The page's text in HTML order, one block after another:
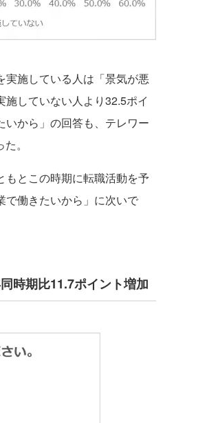
施している人は「景気が悪
していない人より32.5ポイ
いから」の回答も、テレワー
。
とこの時期に転職活動を予
で働きたいから」に次いで
時期比11.7ポイント増加